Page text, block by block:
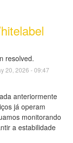
resolved.
20 2026 -09:47
anteriormente
já operam
monitorando
a estabilidade